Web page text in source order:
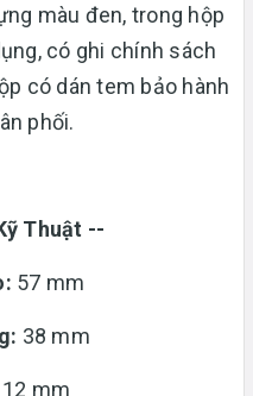
màu đen, trong hộp
có ghi chính sách
có dán tem bảo hành
phối.
Thuật --
57 mm
38 mm
12 mm